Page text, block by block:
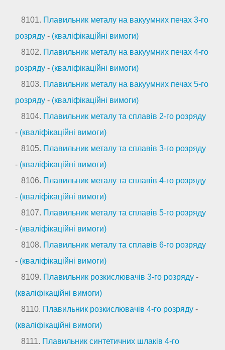
8101. Плавильник металу на вакуумних печах 3-го
розряду - (кваліфікаційні вимоги)
8102. Плавильник металу на вакуумних печах 4-го
розряду - (кваліфікаційні вимоги)
8103. Плавильник металу на вакуумних печах 5-го
розряду - (кваліфікаційні вимоги)
8104. Плавильник металу та сплавів 2-го розряду
- (кваліфікаційні вимоги)
8105. Плавильник металу та сплавів 3-го розряду
- (кваліфікаційні вимоги)
8106. Плавильник металу та сплавів 4-го розряду
- (кваліфікаційні вимоги)
8107. Плавильник металу та сплавів 5-го розряду
- (кваліфікаційні вимоги)
8108. Плавильник металу та сплавів 6-го розряду
- (кваліфікаційні вимоги)
8109. Плавильник розкислювачів 3-го розряду -
(кваліфікаційні вимоги)
8110. Плавильник розкислювачів 4-го розряду -
(кваліфікаційні вимоги)
8111. Плавильник синтетичних шлаків 4-го